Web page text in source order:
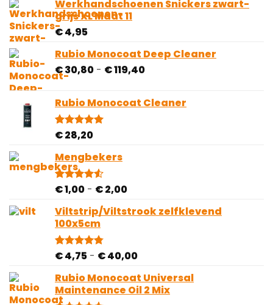
gebaseerd
op
klantbeoordelingen
Werkhandschoenen Snickers zwart-
grijs XL Maat 11
€4,95
Rubio Monocoat Deep Cleaner
€30,80 - €119,40Prijsklasse:
€ 119,40
Rubio Monocoat Cleaner
Gewaardeerd
gebaseerd
op
1
klantbeoordeling
€28,20
Mengbekers
Gewaardeerd
gebaseerd
op
4
klantbeoordelingen
€1,00 - €2,00Prijsklasse:
tot
Viltstrip/Viltstrook zelfklevend
100x5cm
Gewaardeerd
gebaseerd
op
81
klantbeoordelingen
€4,75 - €40,00Prijsklasse:
tot
€ 40,00
Rubio Monocoat Universal
Maintenance Oil 2 Mix